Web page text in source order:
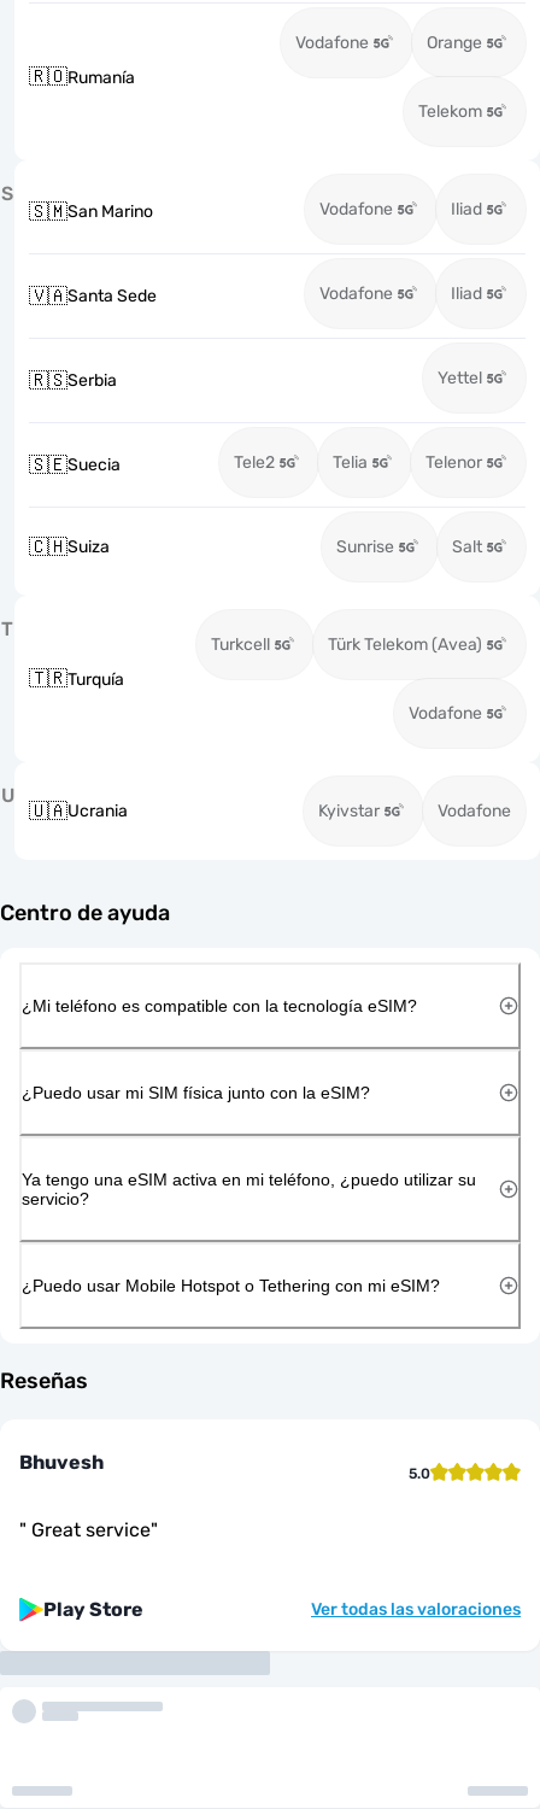
🇷🇴Rumanía
Vodafone Orange
Telekom
S
🇸🇲San Marino Vodafone Iliad
🇻🇦Santa Sede Vodafone Iliad
🇷🇸Serbia Yettel
🇸🇪Suecia Tele2 Telia Telenor
🇨🇭Suiza Sunrise Salt
T
🇹🇷Turquía
Turkcell Türk Telekom (Avea)
Vodafone
U
🇺🇦Ucrania Kyivstar Vodafone
Centro de ayuda
¿Mi teléfono es compatible con la tecnología eSIM?
¿Puedo usar mi SIM física junto con la eSIM?
Ya tengo una eSIM activa en mi teléfono, ¿puedo utilizar su
servicio?
¿Puedo usar Mobile Hotspot o Tethering con mi eSIM?
Reseñas
Bhuvesh 5.0
" Great service"
Play Store Ver todas las valoraciones